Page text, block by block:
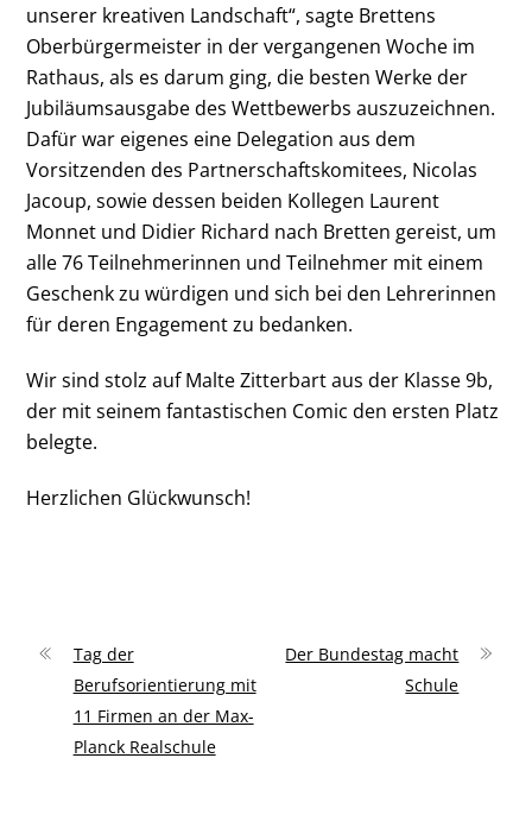
unserer kreativen Landschaft“, sagte Brettens
Oberbürgermeister in der vergangenen Woche im
Rathaus, als es darum ging, die besten Werke der
Jubiläumsausgabe des Wettbewerbs auszuzeichnen.
Dafür war eigenes eine Delegation aus dem
Vorsitzenden des Partnerschaftskomitees, Nicolas
Jacoup, sowie dessen beiden Kollegen Laurent
Monnet und Didier Richard nach Bretten gereist, um
alle 76 Teilnehmerinnen und Teilnehmer mit einem
Geschenk zu würdigen und sich bei den Lehrerinnen
für deren Engagement zu bedanken.
Wir sind stolz auf Malte Zitterbart aus der Klasse 9b,
der mit seinem fantastischen Comic den ersten Platz
belegte.
Herzlichen Glückwunsch!
Tag der
Berufsorientierung mit
11 Firmen an der Max-
Planck Realschule
Der Bundestag macht
Schule